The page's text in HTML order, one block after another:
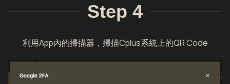
Step 4
利用App內的掃描器，掃描Cplus系統上的QR Code